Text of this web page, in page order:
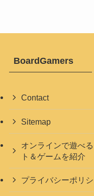
BoardGamers
Contact
Sitemap
オンラインで遊べ
ト＆ゲームを紹介
プライバシーポリ